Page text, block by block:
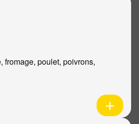
fromage, poulet, poivrons,